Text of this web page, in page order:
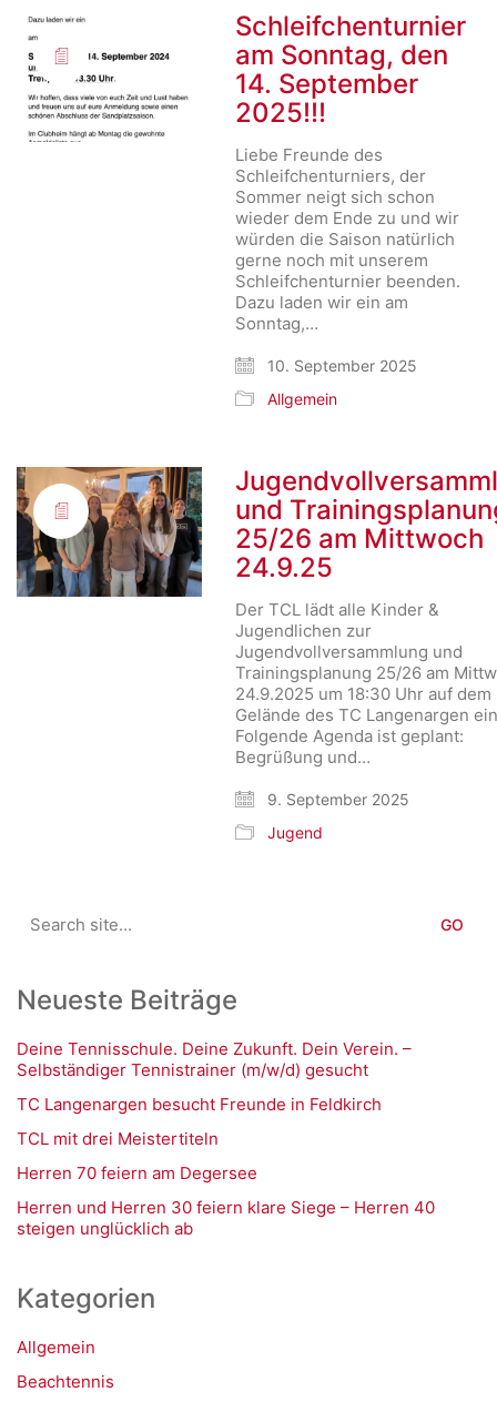
Schleifchenturnier
am Sonntag, den
14. September
2025!!!
Liebe Freunde des
Schleifchenturniers, der
Sommer neigt sich schon
wieder dem Ende zu und wir
würden die Saison natürlich
gerne noch mit unserem
Schleifchenturnier beenden.
Dazu laden wir ein am
Sonntag,…
10. September 2025
Allgemein
und
25/26 am Mittwoch
24.9.25
Der TCL lädt alle Kinder &
Jugendlichen zur
Jugendvollversammlung und
Trainingsplanung 25/26 am
24.9.2025 um 18:30 Uhr auf dem
Gelände des TC Langenargen
Folgende Agenda ist geplant:
Begrüßung und…
9. September 2025
Jugend
for:
Neueste Beiträge
Deine Tennisschule. Deine Zukunft. Dein Verein. –
Selbständiger Tennistrainer (m/w/d) gesucht
TC Langenargen besucht Freunde in Feldkirch
TCL mit drei Meistertiteln
Herren 70 feiern am Degersee
Herren und Herren 30 feiern klare Siege – Herren 40
steigen unglücklich ab
Kategorien
Allgemein
Beachtennis